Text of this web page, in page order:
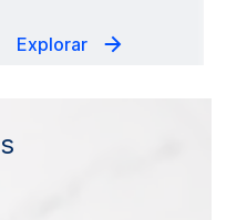
Explorar